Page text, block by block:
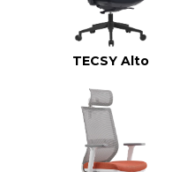
TECSY Alto